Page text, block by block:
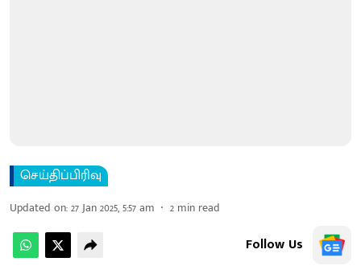
செய்திப்பிரிவு
Updated on:27 Jan 2025, 5:57 am 2 min read
Follow Us